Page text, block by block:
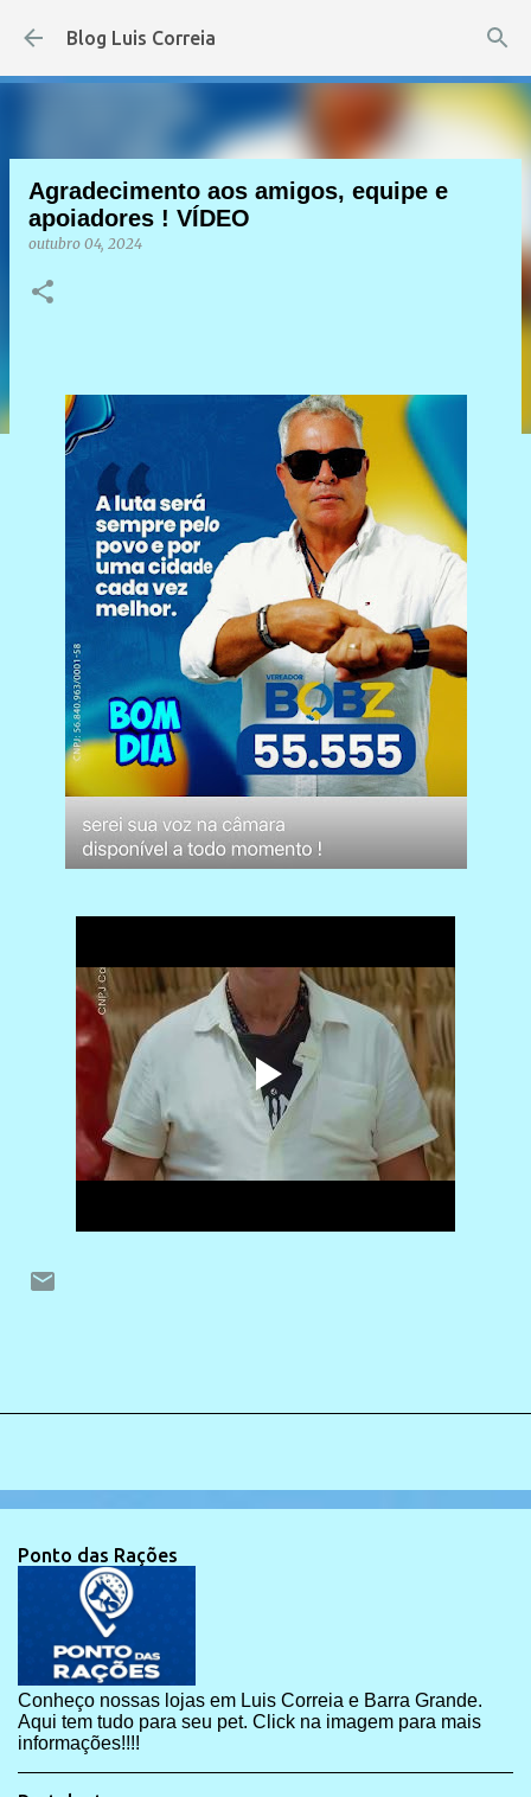
Pular para o conteúdo principal
Blog Luis Correia
Agradecimento aos amigos, equipe e
apoiadores ! VÍDEO
outubro 04, 2024
Ponto das Rações
Conheço nossas lojas em Luis Correia e Barra Grande.
Aqui tem tudo para seu pet. Click na imagem para mais
informações!!!!